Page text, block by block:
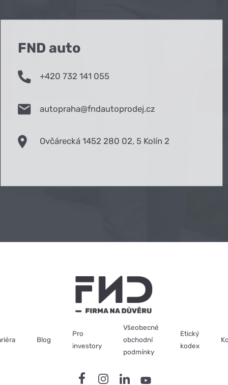
FND auto
+420 732 141 055
autopraha@fndautoprodej.cz
Ovčárecká 1452 280 02, 5 Kolín 2
Blog
Pro
investory
Všeobecné
obchodní
podmínky
Etický
kodex